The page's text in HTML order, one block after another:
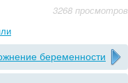
3268 просмотров
беременности